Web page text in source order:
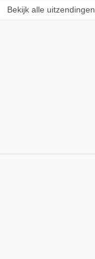
Bekijk alle uitzendingen